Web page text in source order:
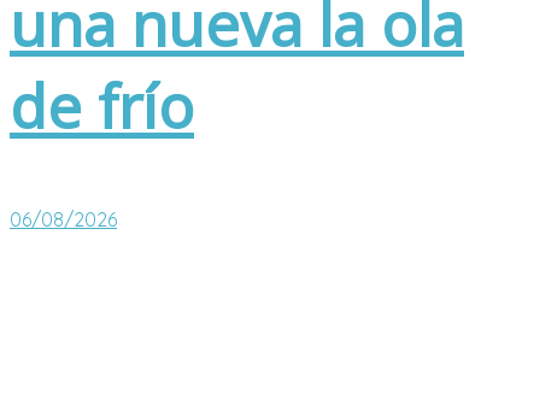
una nueva la ola
de frío
06/08/2026